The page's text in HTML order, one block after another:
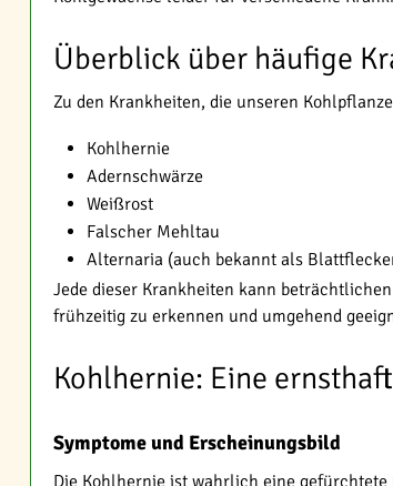
Überblick über häufige
Zu den Krankheiten, die unseren
Kohlhernie
Adernschwärze
Weißrost
Falscher Mehltau
Alternaria (auch bekannt als
Jede dieser Krankheiten kann
frühzeitig zu erkennen und umgehend
Kohlhernie: Eine
Symptome und Erscheinungsbild
Die Kohlhernie ist wahrlich eine